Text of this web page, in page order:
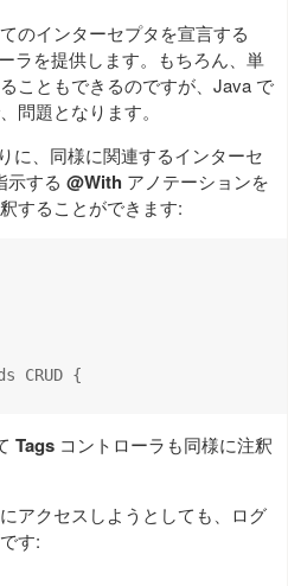
のインターセプタを宣言する
ラを提供します。もちろん、単
こともできるのですが、Java で
問題となります。
に、同様に関連するインターセ
示する @With アノテーションを
することができます:
CRUD {
Tags コントローラも同様に注釈
アクセスしようとしても、ログ
す: